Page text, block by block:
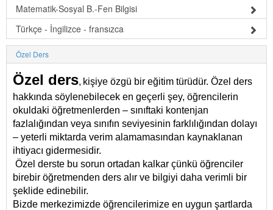
Matematik-Sosyal B.-Fen Bilgisi
Türkçe - İngilizce - fransızca
Özel Ders
Özel ders, kişiye özgü bir eğitim türüdür. Özel ders
hakkında söylenebilecek en geçerli şey, öğrencilerin
okuldaki öğretmenlerden – sınıftaki kontenjan
fazlalığından veya sınıfın seviyesinin farklılığından dolayı
– yeterli miktarda verim alamamasından kaynaklanan
ihtiyacı gidermesidir.
Özel derste bu sorun ortadan kalkar çünkü öğrenciler
birebir öğretmenden ders alır ve bilgiyi daha verimli bir
şeklide edinebilir.
Bizde merkezimizde öğrencilerimize en uygun şartlarda